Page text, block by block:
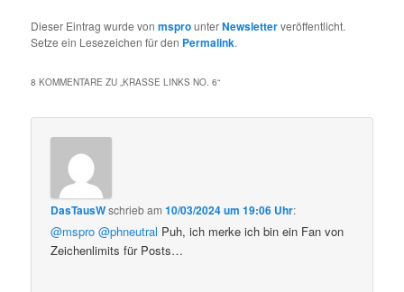
Dieser Eintrag wurde vonmsprounterNewsletterveröffentlicht.
Setze ein Lesezeichen für den Permalink.
8 KOMMENTARE ZU „KRASSE LINKS NO. 6“
DasTausWschriebam10/03/2024 um 19:06 Uhr:
@mspro @phneutral Puh, ich merke ich bin ein Fan von
Zeichenlimits für Posts…